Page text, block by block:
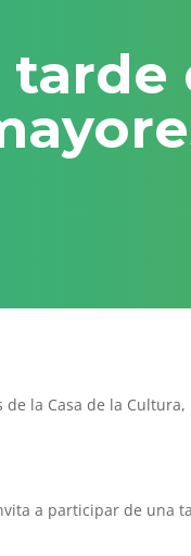
la Casa de la
a participar de una